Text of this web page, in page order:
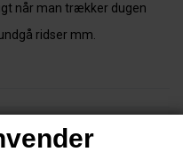
når man trækker dugen
ridser mm.